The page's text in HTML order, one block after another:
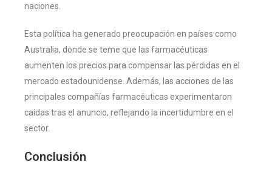
naciones.
Esta política ha generado preocupación en países como
Australia, donde se teme que las farmacéuticas
aumenten los precios para compensar las pérdidas en el
mercado estadounidense. Además, las acciones de las
principales compañías farmacéuticas experimentaron
caídas tras el anuncio, reflejando la incertidumbre en el
sector.
Conclusión